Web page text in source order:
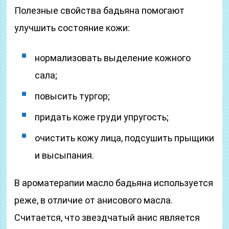
Полезные свойства бадьяна помогают
улучшить состояние кожи:
нормализовать выделение кожного
сала;
повысить тургор;
придать коже груди упругость;
очистить кожу лица, подсушить прыщики
и высыпания.
В ароматерапии масло бадьяна используется
реже, в отличие от анисового масла.
Считается, что звездчатый анис является